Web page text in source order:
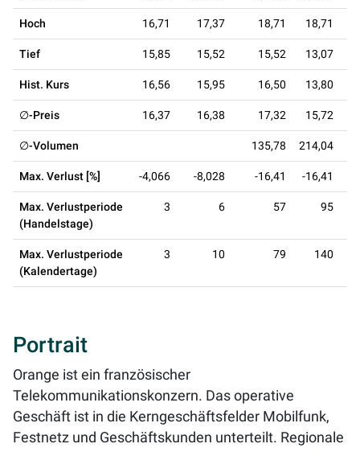
Hoch 16,71 17,37 18,71 18,71
Tief 15,85 15,52 15,52 13,07
Hist. Kurs 16,56 15,95 16,50 13,80
∅-Preis 16,37 16,38 17,32 15,72
∅-Volumen 135,78 214,04
Max. Verlust [%] -4,066 -8,028 -16,41 -16,41
Max. Verlustperiode
(Handelstage)
3 6 57 95
Max. Verlustperiode
(Kalendertage)
3 10 79 140
Portrait
Orange ist ein französischer
Telekommunikationskonzern. Das operative
Geschäft ist in die Kerngeschäftsfelder Mobilfunk,
Festnetz und Geschäftskunden unterteilt. Regionale